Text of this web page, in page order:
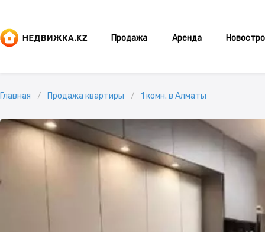
Продажа Аренда
Главная Продажа квартиры 1 комн. в Алматы